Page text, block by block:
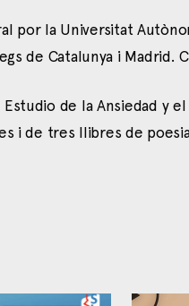
por la Universitat
de Catalunya i Madrid.
de la Ansiedad y el
i de tres llibres de